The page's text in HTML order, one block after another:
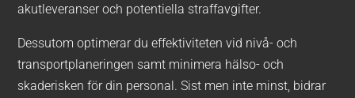
akutleveranser och potentiella straffavgifter.
Dessutom optimerar du effektiviteten vid nivå- och
transportplaneringen samt minimera hälso- och
skaderisken för din personal. Sist men inte minst, bidrar